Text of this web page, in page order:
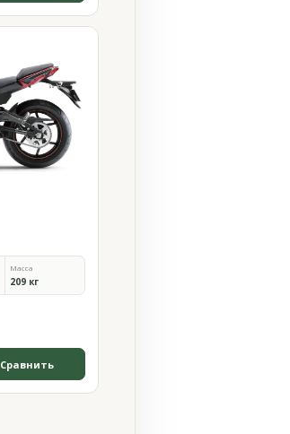
Масса
209 кг
Сравнить